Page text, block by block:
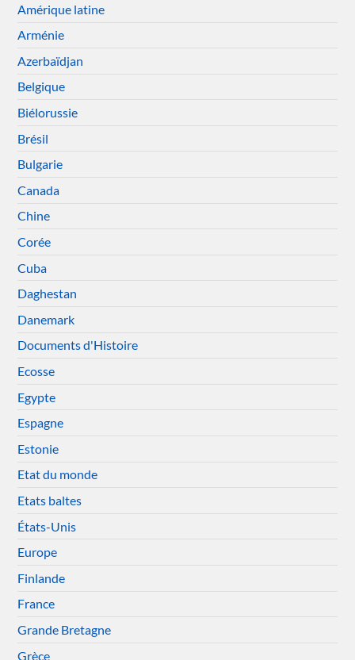
Amérique latine
Arménie
Azerbaïdjan
Belgique
Biélorussie
Brésil
Bulgarie
Canada
Chine
Corée
Cuba
Daghestan
Danemark
Documents d'Histoire
Ecosse
Egypte
Espagne
Estonie
Etat du monde
Etats baltes
États-Unis
Europe
Finlande
France
Grande Bretagne
Grèce